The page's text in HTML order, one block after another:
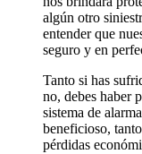
algún otro
entender que
seguro y en
Tanto si has
no, debes haber
sistema de
beneficioso,
pérdidas